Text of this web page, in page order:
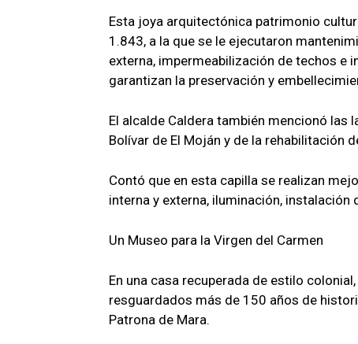
Esta joya arquitectónica patrimonio
1.843, a la que se le ejecutaron
externa, impermeabilización de techos e
garantizan la preservación y
El alcalde Caldera también mencionó las
Bolívar de El Moján y de la rehabilitación
Contó que en esta capilla se realizan
interna y externa, iluminación,
Un Museo para la Virgen del Carmen
En una casa recuperada de estilo
resguardados más de 150 años de
Patrona de Mara.